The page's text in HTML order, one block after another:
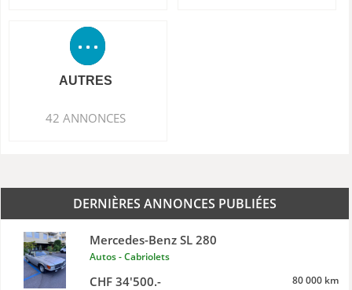
AUTRES
42 ANNONCES
DERNIÈRES ANNONCES PUBLIÉES
Mercedes-Benz SL 280
Autos - Cabriolets
CHF 34'500.- 80 000 km